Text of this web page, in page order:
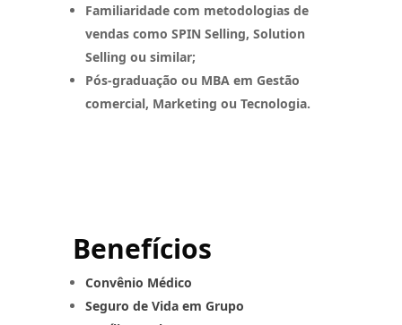
Familiaridade com metodologias de
vendas como SPIN Selling, Solution
Selling ou similar;
Pós-graduação ou MBA em Gestão
comercial, Marketing ou Tecnologia.
Benefícios
Convênio Médico
Seguro de Vida em Grupo